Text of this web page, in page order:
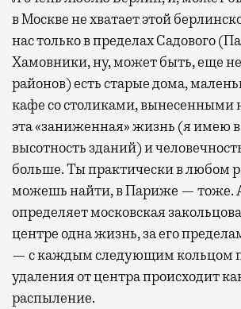
в Москве не хватает этой
нас только в пределах Садового
Хамовники, ну, может быть, еще
районов) есть старые дома,
кафе со столиками, вынесенными
эта «заниженная» жизнь (я имею
высотность зданий) и
больше. Ты практически в любом
можешь найти, в Париже — тоже. А
определяет московская
центре одна жизнь, за его
— с каждым следующим кольцом
удаления от центра происходит
распыление.